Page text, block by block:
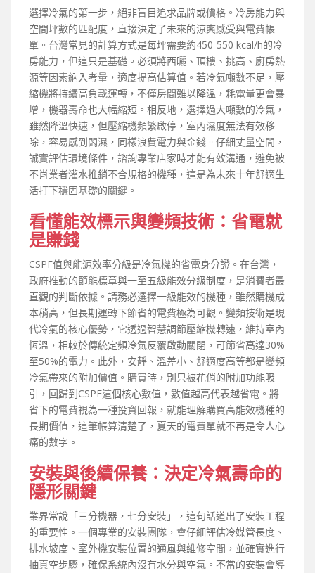
選擇冷氣的第一步，絕非盲目追求品牌或價格。冷房能力與
空間坪數的匹配度，直接決定了未來的涼爽感受與電費帳
單。台灣常見的計算方式是每坪需要約450-550 kcal/h的冷
房能力，但這只是基礎。必須將西曬、頂樓、挑高、廚房熱
源等因素納入考量，適度提高估算值。若冷氣噸數不足，壓
縮機將持續高負載運轉，不僅房間難以降溫，耗電量更會暴
增，機器壽命也大幅縮短。相反地，選擇過大噸數的冷氣，
雖然降溫快速，但壓縮機頻繁啟停，室內濕度無法有效移
除，容易感到悶濕，同樣浪費電力與金錢。仔細丈量空間，
誠實評估環境條件，諮詢專業店家時才能有效溝通，避免被
不肖業者灌水推銷不合規格的機種，這是為未來十年舒適生
活打下穩固基礎的關鍵。
看懂能效標示與變頻技術：省電就
是賺錢
CSPF值與能源效率分級是冷氣機的省電身分證。在台灣，
政府推動的節能標章與一至五級能效分級制度，是消費者最
直觀的判斷依據。請務必選擇一級能效的機種，雖然購機成
本稍高，但長期運轉下節省的電費極為可觀。變頻技術是現
代冷氣的核心優勢，它透過智慧調節壓縮機轉速，維持室內
恆溫，相較於傳統定頻冷氣反覆啟動關閉，可節省高達30%
至50%的電力。此外，安靜、溫差小、舒適度高等都是變頻
冷氣帶來的附加價值。購買時，別只被花俏的附加功能吸
引，回歸到CSPF這個核心數值，數值越高代表越省電。將
省下的電費視為一種投資回報，就能理解購買高能效機種的
長期價值，這筆帳算清楚了，夏天的電費單就不再是令人心
痛的數字。
安裝與後續保養：決定冷氣壽命的
隱形關鍵
業界常說「三分機器，七分安裝」，這句話道出了安裝工程
的重要性。一個專業的安裝團隊，會仔細評估冷媒管長度、
排水坡度、室外機安裝位置的通風與維修空間，並確實進行
抽真空步驟，確保系統內沒有水分與空氣。不當的安裝會導